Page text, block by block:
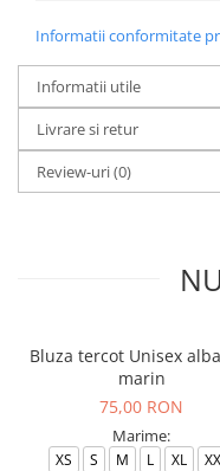
Informatii conformitate
Informatii utile
Livrare si retur
Review-uri(0)
Bluza tercot Unisex
marin
75,00 RON
Marime:
XS S M L XL